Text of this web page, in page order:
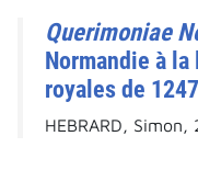
Querimoniae
Normandie à
royales de
HEBRARD, Simon,